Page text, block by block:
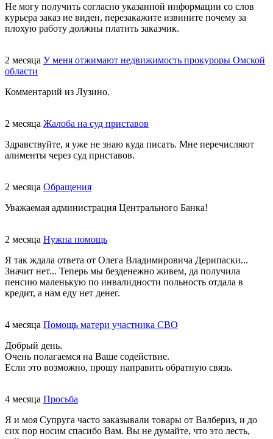
Не могу получить согласно указанной информации со слов
курьера заказ не виден, перезакажите извините почему за
плохую работу должны платить заказчик.
2 месяца У меня отжимают недвижимость прокуроры Омской
области
Комментарий из Лузино.
2 месяца Жалоба на суд приставов
Здравствуйте, я уже не знаю куда писать. Мне перечисляют
алименты через суд приставов.
2 месяца Обращения
Уважаемая администрация Центрального Банка!
2 месяца Нужна помощь
Я так ждала ответа от Олега Владимировича Дерипаски...
Значит нет... Теперь мы безденежно живем, да получила
пенсию маленькую по инвалидности польность отдала в
кредит, а нам еду нет денег.
4 месяца Помощь матери участника СВО
Добрый день.
Очень полагаемся на Ваше содействие.
Если это возможно, прошу направить обратную связь.
4 месяца Просьба
Я и моя Супруга часто заказывали товары от Валбериз, и до
сих пор носим спасибо Вам. Вы не думайте, что это лесть,